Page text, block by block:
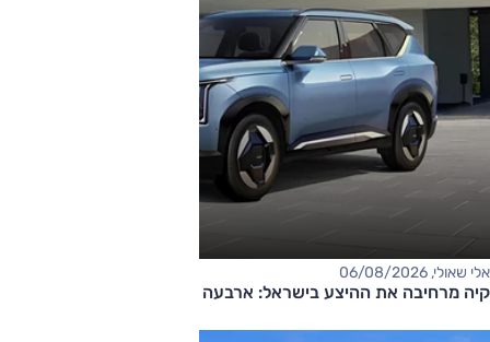
אלי שאולי, 06/08/2026
קיה מרחיבה את ההיצע בישראל: ארבעה דגמים חדשים בדרך